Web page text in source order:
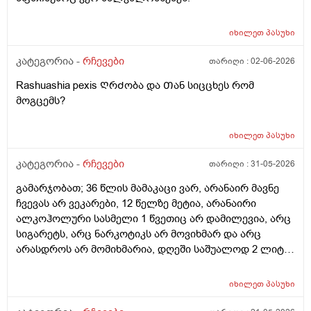
ამოჭრის და არა მკურნალობის რეკომენდაციას,
ორგანო არის?
იხილეთპასუხი
კატეგორია - რჩევები თარიღი :02-06-2026
Rashuashia pexis ᲦრᲫობა და Თან სიცცხეს რომ
მოგცემს?
იხილეთპასუხი
კატეგორია - რჩევები თარიღი :31-05-2026
გამარჯობათ; 36 წლის მამაკაცი ვარ, არანაირ მავნე
ჩვევას არ ვეკარები, 12 წელზე მეტია, არანაირი
ალკოჰოლური სასმელი 1 წვეთიც არ დამილევია, არც
სიგარეტს, არც ნარკოტიკს არ მოვიხმარ და არც
არასდროს არ მომიხმარია, დღეში საშუალოდ 2 ლიტრ
მაქვს, სხვა ვარჯიშებსაც ვაკეთებ, არ მაწუხებს
იხილეთპასუხი